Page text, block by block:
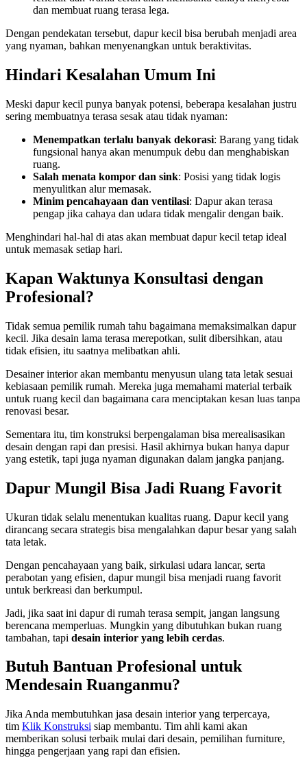
dan membuat ruang terasa lega.
Dengan pendekatan tersebut, dapur kecil bisa berubah menjadi area
yang nyaman, bahkan menyenangkan untuk beraktivitas.
Hindari Kesalahan Umum Ini
Meski dapur kecil punya banyak potensi, beberapa kesalahan justru
sering membuatnya terasa sesak atau tidak nyaman:
Menempatkan terlalu banyak dekorasi: Barang yang tidak
fungsional hanya akan menumpuk debu dan menghabiskan
ruang.
Salah menata kompor dan sink: Posisi yang tidak logis
menyulitkan alur memasak.
Minim pencahayaan dan ventilasi: Dapur akan terasa
pengap jika cahaya dan udara tidak mengalir dengan baik.
Menghindari hal-hal di atas akan membuat dapur kecil tetap ideal
untuk memasak setiap hari.
Kapan Waktunya Konsultasi dengan
Profesional?
Tidak semua pemilik rumah tahu bagaimana memaksimalkan dapur
kecil. Jika desain lama terasa merepotkan, sulit dibersihkan, atau
tidak efisien, itu saatnya melibatkan ahli.
Desainer interior akan membantu menyusun ulang tata letak sesuai
kebiasaan pemilik rumah. Mereka juga memahami material terbaik
untuk ruang kecil dan bagaimana cara menciptakan kesan luas tanpa
renovasi besar.
Sementara itu, tim konstruksi berpengalaman bisa merealisasikan
desain dengan rapi dan presisi. Hasil akhirnya bukan hanya dapur
yang estetik, tapi juga nyaman digunakan dalam jangka panjang.
Dapur Mungil Bisa Jadi Ruang Favorit
Ukuran tidak selalu menentukan kualitas ruang. Dapur kecil yang
dirancang secara strategis bisa mengalahkan dapur besar yang salah
tata letak.
Dengan pencahayaan yang baik, sirkulasi udara lancar, serta
perabotan yang efisien, dapur mungil bisa menjadi ruang favorit
untuk berkreasi dan berkumpul.
Jadi, jika saat ini dapur di rumah terasa sempit, jangan langsung
berencana memperluas. Mungkin yang dibutuhkan bukan ruang
tambahan, tapi desain interior yang lebih cerdas.
Butuh Bantuan Profesional untuk
Mendesain Ruanganmu?
Jika Anda membutuhkan jasa desain interior yang terpercaya,
tim Klik Konstruksi siap membantu. Tim ahli kami akan
memberikan solusi terbaik mulai dari desain, pemilihan furniture,
hingga pengerjaan yang rapi dan efisien.